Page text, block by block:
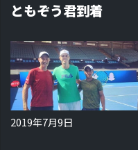
ともぞう君到着
2019年7月9日